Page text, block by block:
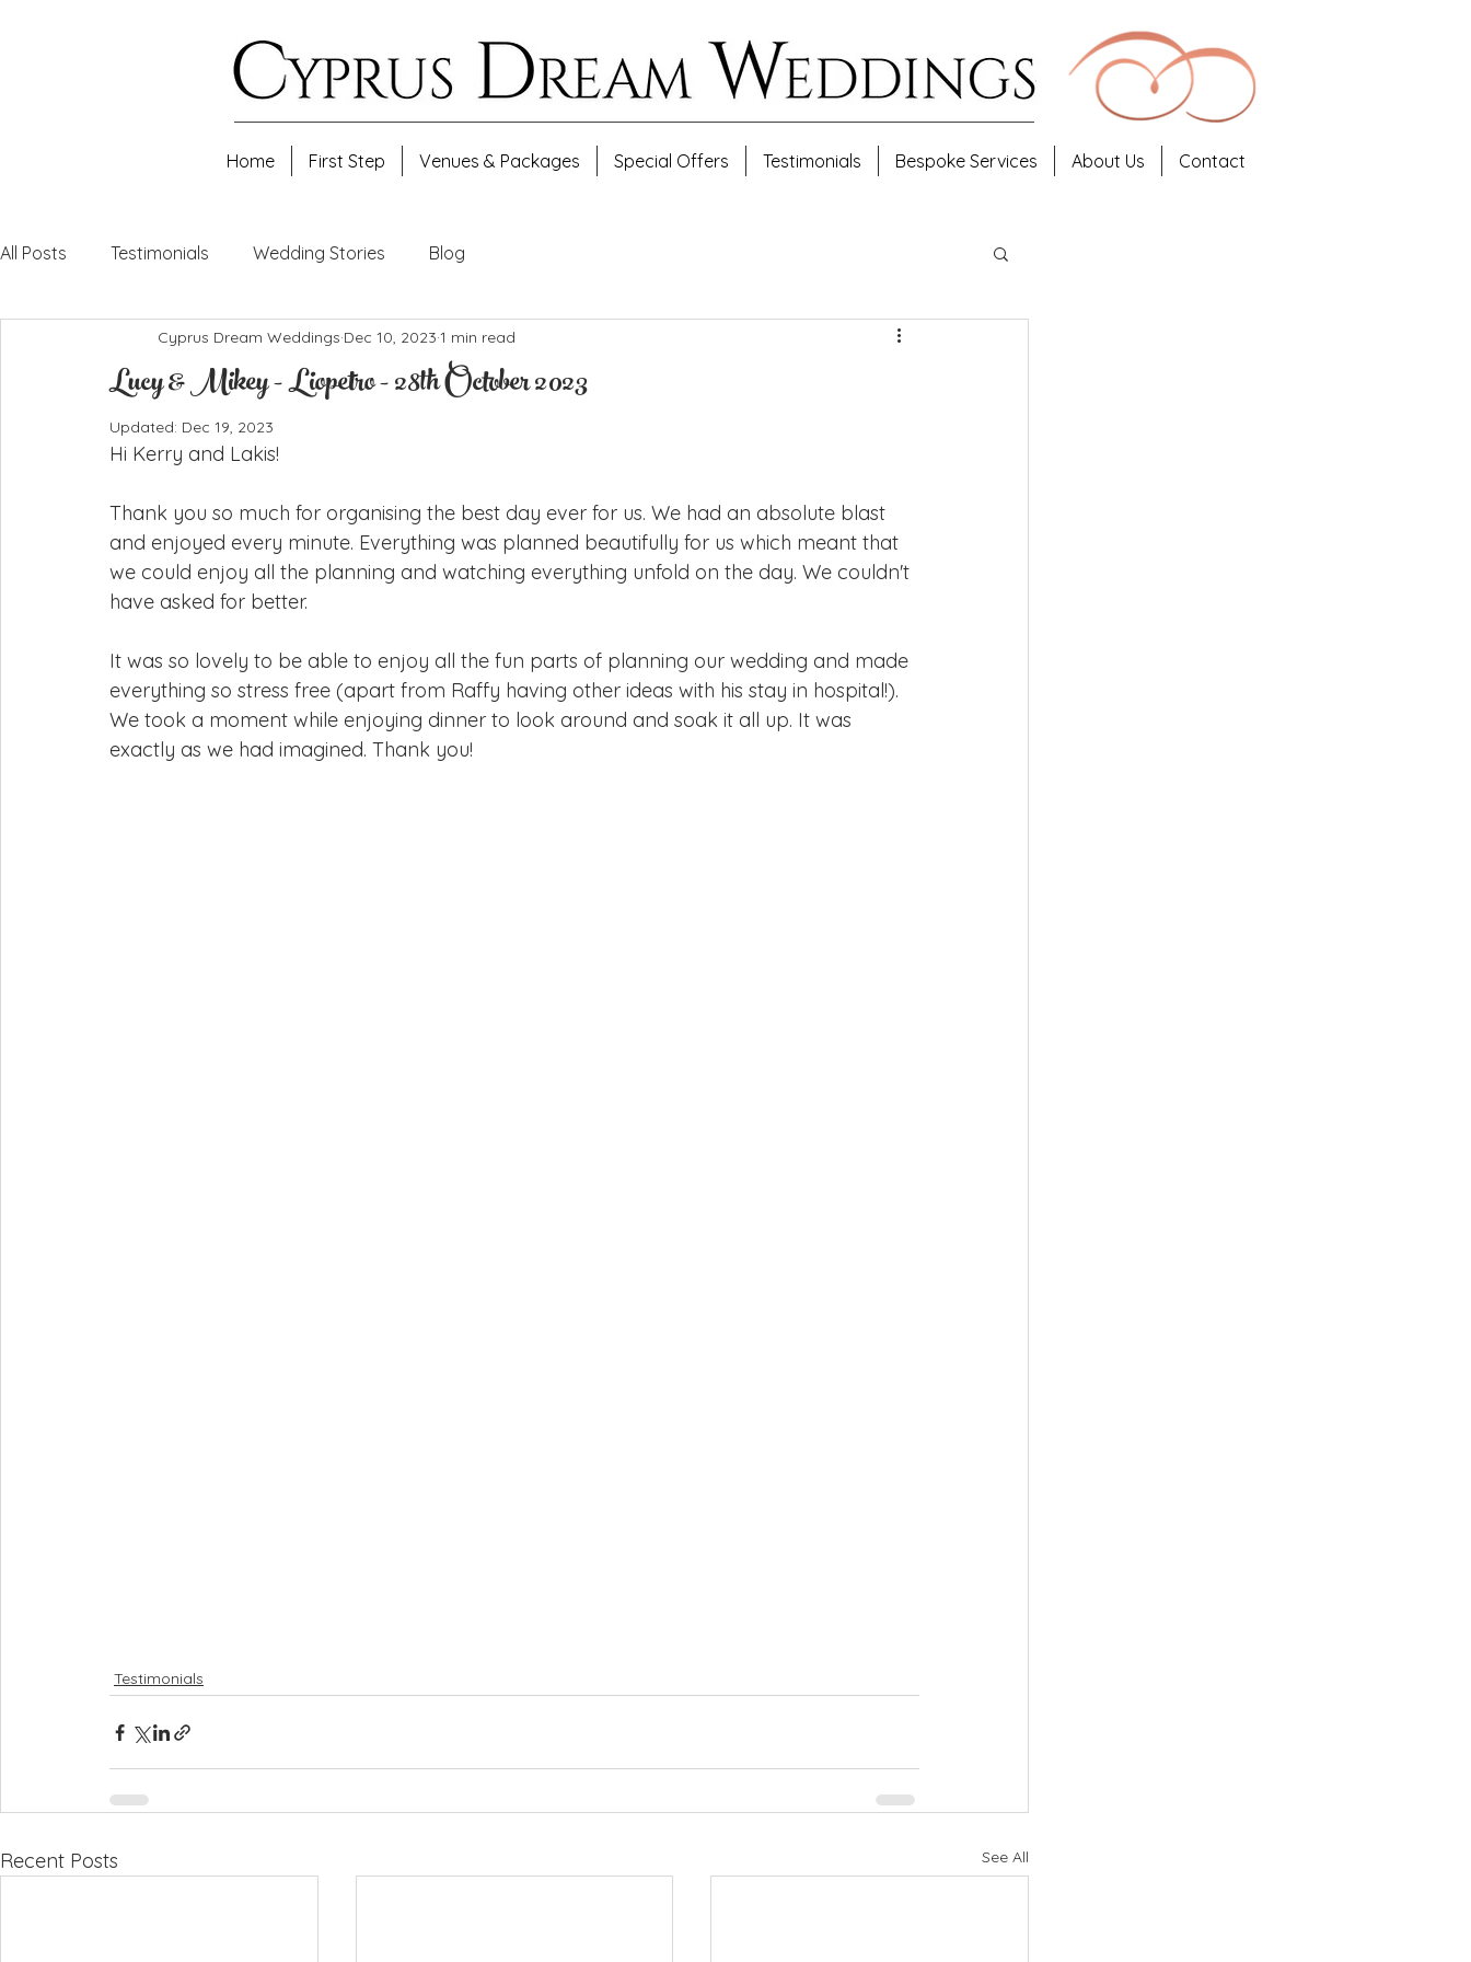
Home First Step Venues & Packages Special Offers Testimonials Bespoke Services About Us Contact
All Posts Testimonials Wedding Stories Blog
Lucy & Mikey - Liopetro - 28th October 2023
Cyprus Dream Weddings Dec 10, 2023 1 min read
Updated: Dec 19, 2023
Hi Kerry and Lakis!
Thank you so much for organising the best day ever for us. We had an absolute blast
and enjoyed every minute. Everything was planned beautifully for us which meant that
we could enjoy all the planning and watching everything unfold on the day. We couldn't
have asked for better.
It was so lovely to be able to enjoy all the fun parts of planning our wedding and made
everything so stress free (apart from Raffy having other ideas with his stay in hospital!).
We took a moment while enjoying dinner to look around and soak it all up. It was
exactly as we had imagined. Thank you!
Testimonials
Recent Posts See All